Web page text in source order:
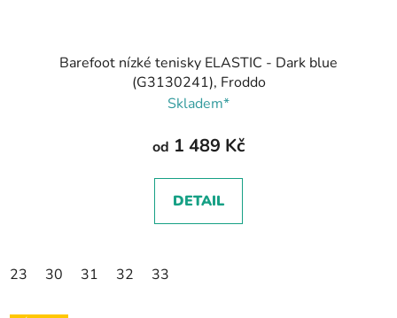
Barefoot nízké tenisky ELASTIC - Dark blue
(G3130241), Froddo
Skladem*
od 1 489 Kč
DETAIL
23 30 31 32 33